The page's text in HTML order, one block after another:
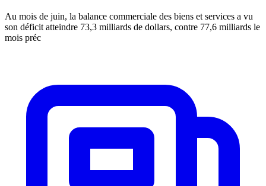
Au mois de juin, la balance commerciale des biens et services a vu
son déficit atteindre 73,3 milliards de dollars, contre 77,6 milliards le
mois préc